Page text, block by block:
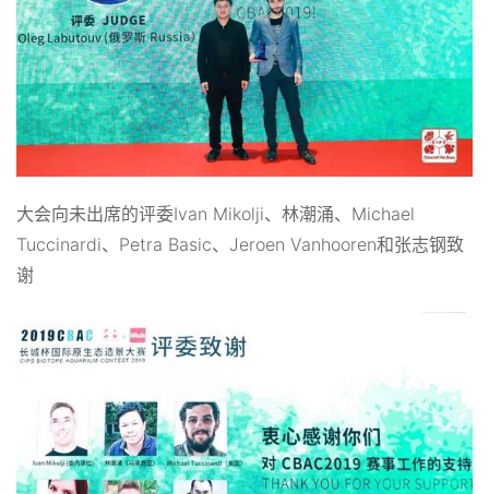
大会向未出席的评委Ivan Mikolji、林潮涌、Michael
Tuccinardi、Petra Basic、Jeroen Vanhooren和张志钢致
谢